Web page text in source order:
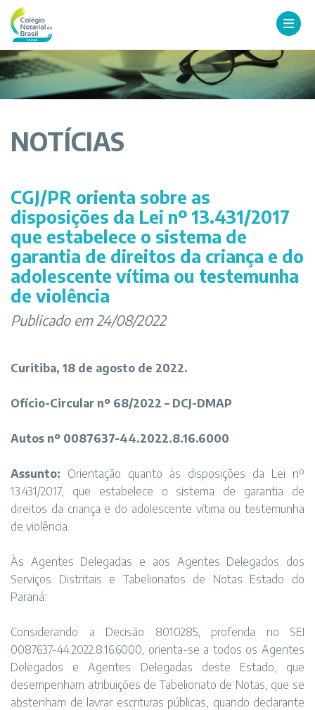
NOTÍCIAS
CGJ/PR orienta sobre as
disposições da Lei nº 13.431/2017
que estabelece o sistema de
garantia de direitos da criança e do
adolescente vítima ou testemunha
de violência
Publicado em 24/08/2022
Curitiba, 18 de agosto de 2022.
Ofício-Circular nº 68/2022 – DCJ-DMAP
Autos nº 0087637-44.2022.8.16.6000
Assunto: Orientação quanto às disposições da Lei nº
13.431/2017, que estabelece o sistema de garantia de
direitos da criança e do adolescente vítima ou testemunha
de violência.
Às Agentes Delegadas e aos Agentes Delegados dos
Serviços Distritais e Tabelionatos de Notas Estado do
Paraná:
Considerando a Decisão 8010285, proferida no SEI
0087637-44.2022.8.16.6000, orienta-se a todos os Agentes
Delegados e Agentes Delegadas deste Estado, que
desempenham atribuições de Tabelionato de Notas, que se
abstenham de lavrar escrituras públicas, quando declarante